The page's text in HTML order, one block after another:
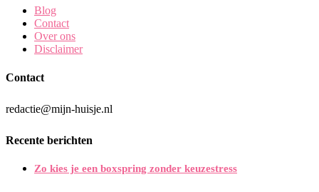
Blog
Contact
Over ons
Disclaimer
Contact
redactie@mijn-huisje.nl
Recente berichten
Zo kies je een boxspring zonder keuzestress